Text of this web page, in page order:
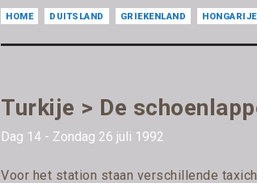
HOME DUITSLAND GRIEKENLAND HONGARIJE
Turkije > De
Dag 14 - Zondag 26 juli 1992
Voor het station staan verschillende